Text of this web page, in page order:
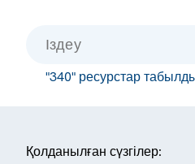
"340" ресурстар
Қолданылған сүзгілер: